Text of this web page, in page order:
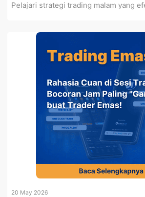
Pelajari strategi trading malam yang
20 May 2026